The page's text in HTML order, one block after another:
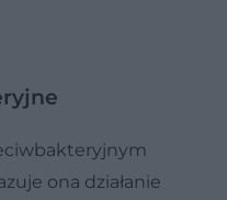
ona działanie